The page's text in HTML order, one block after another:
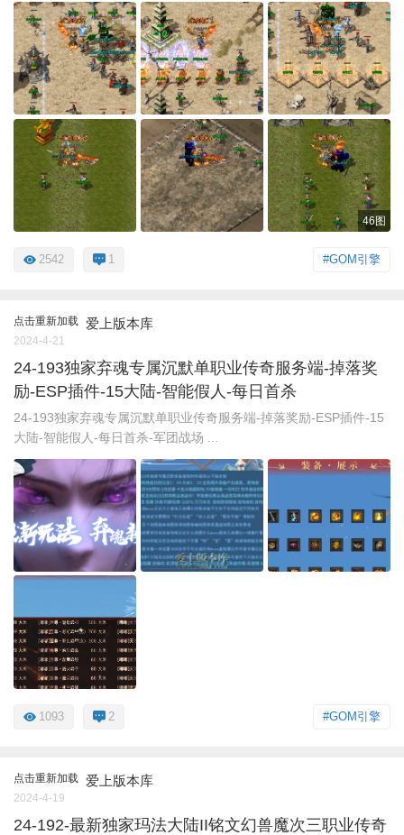
46图
#GOM引擎
2542 1
点击重新加载 爱上版本库
2024-4-21
24-193独家弃魂专属沉默单职业传奇服务端-掉落奖
励-ESP插件-15大陆-智能假人-每日首杀
24-193独家弃魂专属沉默单职业传奇服务端-掉落奖励-ESP插件-15
大陆-智能假人-每日首杀-军团战场 ...
#GOM引擎
1093 2
点击重新加载 爱上版本库
2024-4-19
24-192-最新独家玛法大陆II铭文幻兽魔次三职业传奇